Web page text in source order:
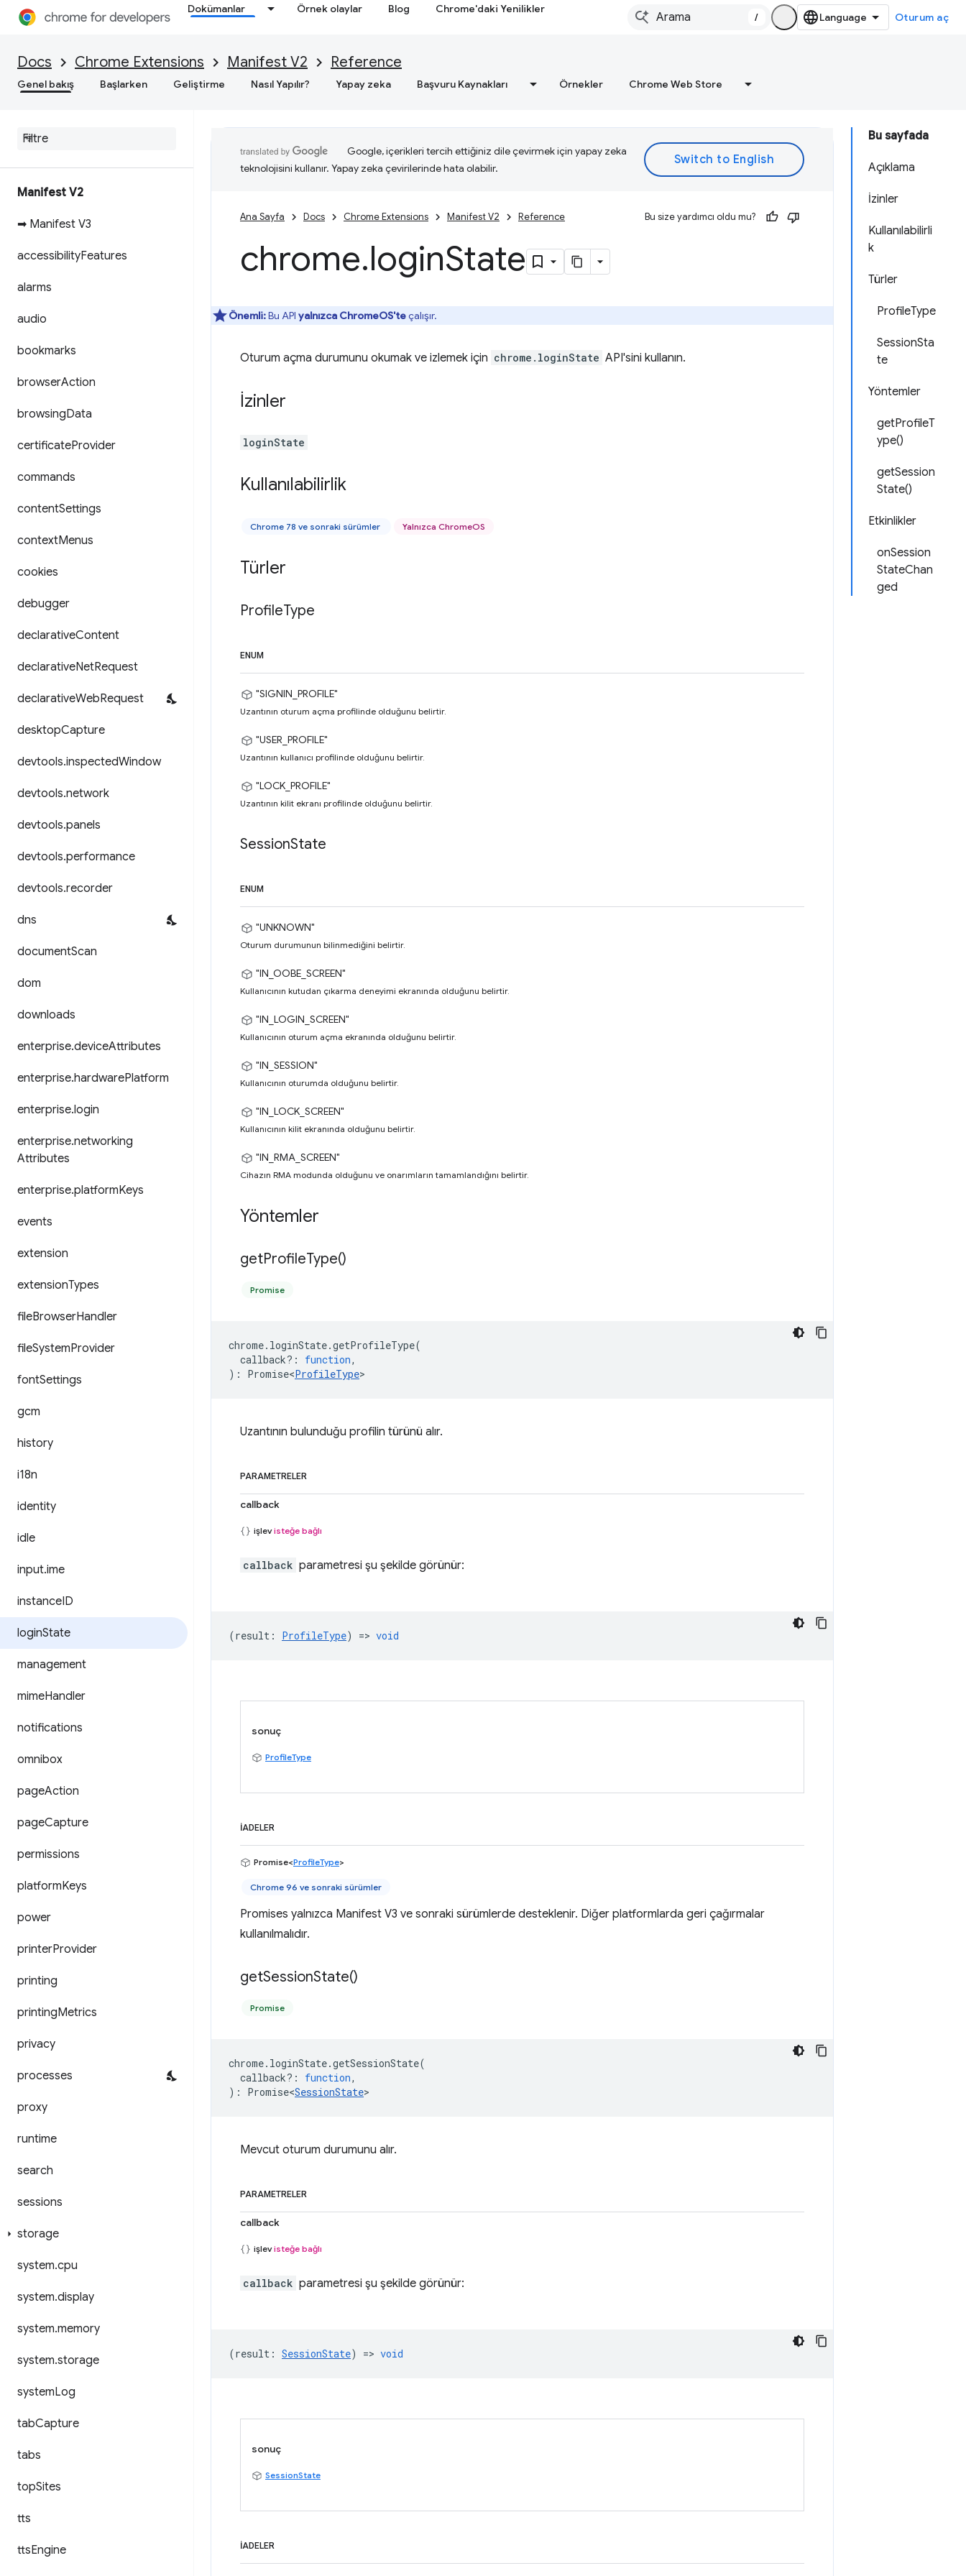
Dokümanlar Örnek olaylar Blog Chrome'daki Yenilikler
/ Oturum aç
Docs Chrome Extensions Manifest V2 Reference
Genel bakış Başlarken Geliştirme Nasıl Yapılır? Yapay zeka Başvuru Kaynakları Örnekler Chrome Web Store
Manifest V2
➡ Manifest V3
accessibilityFeatures
alarms
audio
bookmarks
browserAction
browsingData
certificateProvider
commands
contentSettings
contextMenus
cookies
debugger
declarativeContent
declarativeNetRequest
declarativeWebRequest
desktopCapture
devtools.inspectedWindow
devtools.network
devtools.panels
devtools.performance
devtools.recorder
dns
documentScan
dom
downloads
enterprise.deviceAttributes
enterprise.hardwarePlatform
enterprise.login
enterprise.networking
Attributes
enterprise.platformKeys
events
extension
extensionTypes
fileBrowserHandler
fileSystemProvider
fontSettings
gcm
history
i18n
identity
idle
input.ime
instanceID
loginState
management
mimeHandler
notifications
omnibox
pageAction
pageCapture
permissions
platformKeys
power
printerProvider
printing
printingMetrics
privacy
processes
proxy
runtime
search
sessions
storage
system.cpu
system.display
system.memory
system.storage
systemLog
tabCapture
tabs
topSites
tts
ttsEngine
Bu sayfada
Açıklama
İzinler
Kullanılabilirli
k
Türler
ProfileType
SessionSta
te
Yöntemler
getProfileT
ype()
getSession
State()
Etkinlikler
onSession
StateChan
ged
Google, içerikleri tercih ettiğiniz dile çevirmek için yapay zeka
teknolojisini kullanır. Yapay zeka çevirilerinde hata olabilir.
Ana Sayfa Docs Chrome Extensions Manifest V2 Reference Bu size yardımcı oldu mu?
chrome.loginState
Önemli:Bu API yalnızca ChromeOS'teçalışır.
Oturum açma durumunu okumak ve izlemek için chrome.loginState API'sini kullanın.
İzinler
loginState
Kullanılabilirlik
Chrome 78 ve sonraki sürümler Yalnızca ChromeOS
Türler
ProfileType
ENUM
"SIGNIN_PROFILE"
Uzantının oturum açma profilinde olduğunu belirtir.
"USER_PROFILE"
Uzantının kullanıcı profilinde olduğunu belirtir.
"LOCK_PROFILE"
Uzantının kilit ekranı profilinde olduğunu belirtir.
SessionState
ENUM
"UNKNOWN"
Oturum durumunun bilinmediğini belirtir.
"IN_OOBE_SCREEN"
Kullanıcının kutudan çıkarma deneyimi ekranında olduğunu belirtir.
"IN_LOGIN_SCREEN"
Kullanıcının oturum açma ekranında olduğunu belirtir.
"IN_SESSION"
Kullanıcının oturumda olduğunu belirtir.
"IN_LOCK_SCREEN"
Kullanıcının kilit ekranında olduğunu belirtir.
"IN_RMA_SCREEN"
Cihazın RMA modunda olduğunu ve onarımların tamamlandığını belirtir.
Yöntemler
getProfileType()
Promise
chrome. loginState.getProfileType(
callback? : function,
) : Promise<ProfileType>
Uzantının bulunduğu profilin türünü alır.
PARAMETRELER
callback
işlevisteğe bağlı
callback parametresi şu şekilde görünür:
(result : ProfileType) => void
sonuç
ProfileType
İADELER
Promise<ProfileType>
Chrome 96 ve sonraki sürümler
Promises yalnızca Manifest V3 ve sonraki sürümlerde desteklenir. Diğer platformlarda geri çağırmalar
kullanılmalıdır.
getSessionState()
Promise
chrome. loginState.getSessionState(
callback? : function,
) : Promise<SessionState>
Mevcut oturum durumunu alır.
PARAMETRELER
callback
işlevisteğe bağlı
callback parametresi şu şekilde görünür:
(result : SessionState) => void
sonuç
SessionState
İADELER